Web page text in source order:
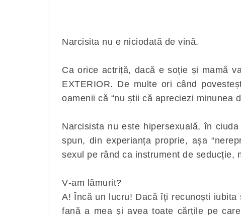
Narcisita nu e niciodată de vină.
Ca orice actriță, dacă e soție și mamă
EXTERIOR. De multe ori când
oamenii că “nu știi că apreciezi minunea
Narcisista nu este hipersexuală, în
spun, din experianța proprie, așa
sexul pe rând ca instrument de
V-am lămurit?
A! Încă un lucru! Dacă îți recunoști
fană a mea și avea toate cărțile pe